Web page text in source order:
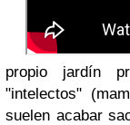
propio jardín
"intelectos"
suelen acabar